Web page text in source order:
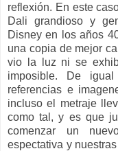
reflexión. En este
Dali grandioso y
Disney en los años
una copia de mejor
vio la luz ni se
imposible. De
referencias e
incluso el metraje
como tal, y es que
comenzar un
espectativa y